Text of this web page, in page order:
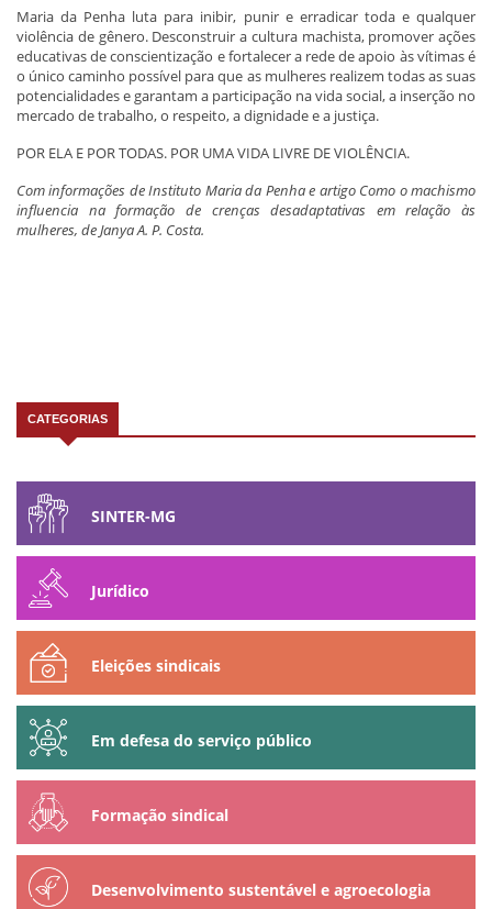
Maria da Penha luta para inibir, punir e erradicar toda e qualquer
violência de gênero. Desconstruir a cultura machista, promover ações
educativas de conscientização e fortalecer a rede de apoio às vítimas é
o único caminho possível para que as mulheres realizem todas as suas
potencialidades e garantam a participação na vida social, a inserção no
mercado de trabalho, o respeito, a dignidade e a justiça.
POR ELA E POR TODAS. POR UMA VIDA LIVRE DE VIOLÊNCIA.
Com informações de Instituto Maria da Penha e artigo Como o machismo
influencia na formação de crenças desadaptativas em relação às
mulheres, de Janya A. P. Costa.
CATEGORIAS
SINTER-MG
Jurídico
Eleições sindicais
Em defesa do serviço público
Formação sindical
Desenvolvimento sustentável e agroecologia